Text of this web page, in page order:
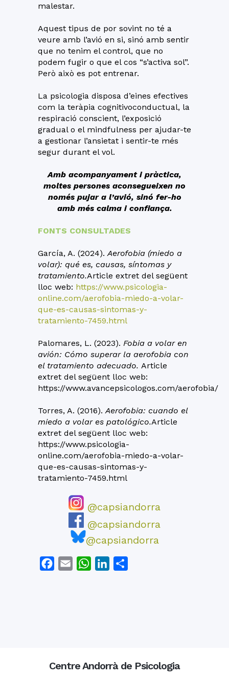
malestar.
Aquest tipus de por sovint no té a
veure amb l’avió en si, sinó amb sentir
que no tenim el control, que no
podem fugir o que el cos “s’activa sol”.
Però això es pot entrenar.
La psicologia disposa d’eines efectives
com la teràpia cognitivoconductual, la
respiració conscient, l’exposició
gradual o el mindfulness per ajudar-te
a gestionar l’ansietat i sentir-te més
segur durant el vol.
Amb acompanyament i pràctica,
moltes persones aconsegueixen no
només pujar a l’avió, sinó fer-ho
amb més calma i confiança.
FONTS CONSULTADES
García, A. (2024). Aerofobia (miedo a
volar): qué es, causas, síntomas y
tratamiento.Article extret del següent
lloc web: https://www.psicologia-
online.com/aerofobia-miedo-a-volar-
que-es-causas-sintomas-y-
tratamiento-7459.html
Palomares, L. (2023). Fobia a volar en
avión: Cómo superar la aerofobia con
el tratamiento adecuado. Article
extret del següent lloc web:
https://www.avancepsicologos.com/aerofobia/
Torres, A. (2016). Aerofobia: cuando el
miedo a volar es patológico.Article
extret del següent lloc web:
https://www.psicologia-
online.com/aerofobia-miedo-a-volar-
que-es-causas-sintomas-y-
tratamiento-7459.html
@capsiandorra
@capsiandorra
@capsiandorra
Facebook
Email WhatsAppLinkedIn
Centre Andorrà de Psicologia